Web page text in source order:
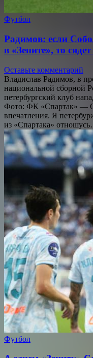
Футбол
Радимов: если
в «Зените», то
Оставьте комментарий
Владислав Радимов, в
национальной сборной
петербургский клуб
Фото: ФК «Спартак» —
впечатления. Я
из «Спартака»
Футбол